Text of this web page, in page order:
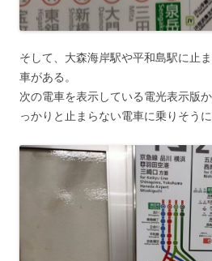
そして、大森海岸駅や平和島駅に止
車がある。
次の電車を表示している電光表示版
っかりと止まらない電車に乗りそう